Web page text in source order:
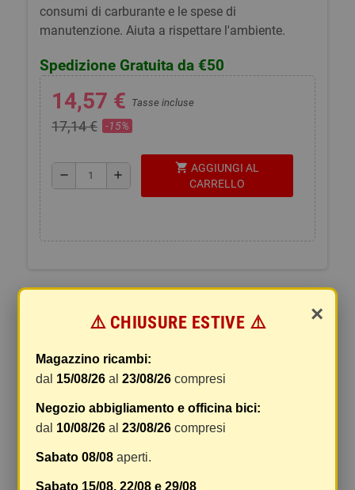
consumi di carburante e le spese di
manutenzione. Aiuta a rispettare l'ambiente.
Spedizione Gratuita da €50
14,57 € Tasse incluse
17,14 € -15%
remove add
shopping_cart AGGIUNGI AL
CARRELLO
I pacchi sono generalmente inviati entro 2 giorni
dal ricevimento del pagamento e vengono spediti
tramite BRT con tracciatura e consegna senza
firma. Qualsiasi tipo di spedizione scegliate, vi
forniremo un link per tracciare il vostro pacco
online.
Le spese di spedizione comprendono gli oneri di
×
⚠️ CHIUSURE ESTIVE ⚠️
Magazzino ricambi:
dal 15/08/26 al23/08/26 compresi
Negozio abbigliamento e officina bici:
dal 10/08/26 al23/08/26 compresi
Sabato 08/08 aperti.
Sabato 15/08, 22/08 e 29/08